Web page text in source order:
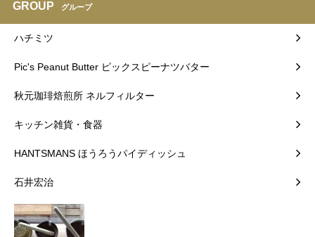
GROUP グループ
ハチミツ
Pic's Peanut Butter ピックスピーナツバター
秋元珈琲焙煎所 ネルフィルター
キッチン雑貨・食器
HANTSMANS ほうろうパイディッシュ
石井宏治